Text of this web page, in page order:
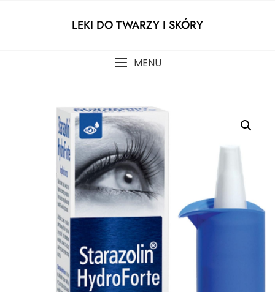
LEKI DO TWARZY I SKÓRY
MENU